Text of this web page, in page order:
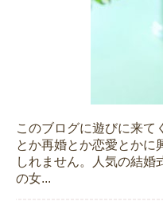
このブログに遊びに来て
とか再婚とか恋愛とかに
しれません。人気の結婚
の女...